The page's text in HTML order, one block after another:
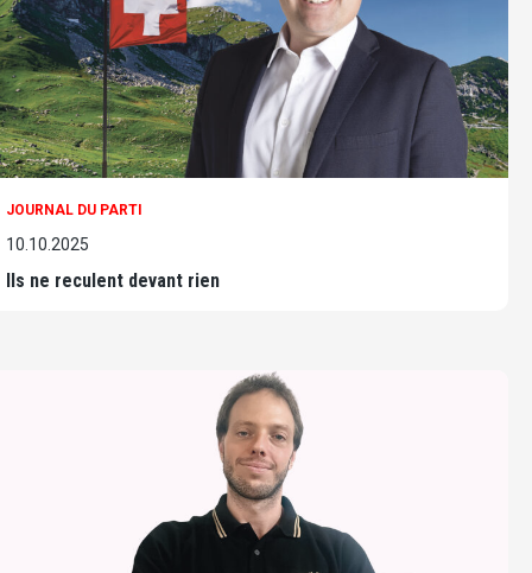
JOURNAL DU PARTI
10.10.2025
Ils ne reculent devant rien